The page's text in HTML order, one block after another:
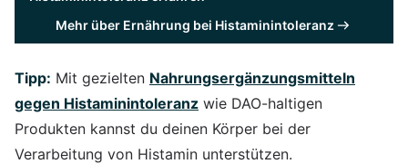
Mehr über Ernährung bei Histaminintoleranz
Tipp: Mit gezielten Nahrungsergänzungsmitteln
gegen Histaminintoleranz wie DAO-haltigen
Produkten kannst du deinen Körper bei der
Verarbeitung von Histamin unterstützen.